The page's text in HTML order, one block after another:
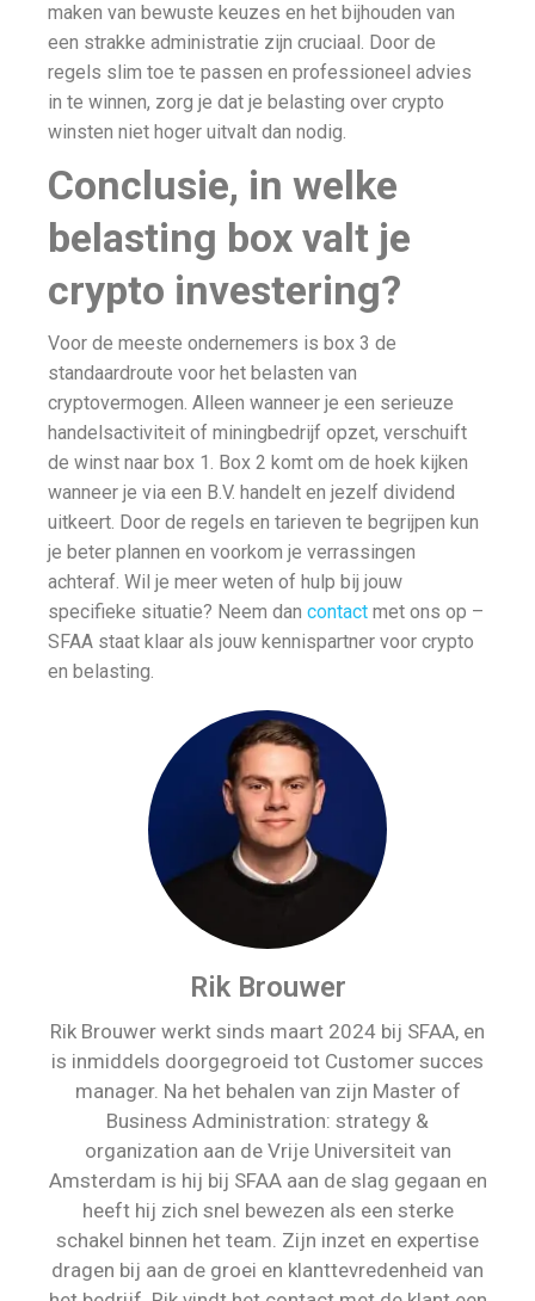
maken van bewuste keuzes en het bijhouden van
een strakke administratie zijn cruciaal. Door de
regels slim toe te passen en professioneel advies
in te winnen, zorg je dat je belasting over crypto
winsten niet hoger uitvalt dan nodig.
Conclusie, in welke
belasting box valt je
crypto investering?
Voor de meeste ondernemers is box 3 de
standaardroute voor het belasten van
cryptovermogen. Alleen wanneer je een serieuze
handelsactiviteit of miningbedrijf opzet, verschuift
de winst naar box 1. Box 2 komt om de hoek kijken
wanneer je via een B.V. handelt en jezelf dividend
uitkeert. Door de regels en tarieven te begrijpen kun
je beter plannen en voorkom je verrassingen
achteraf. Wil je meer weten of hulp bij jouw
specifieke situatie? Neem dan contact met ons op –
SFAA staat klaar als jouw kennispartner voor crypto
en belasting.
Rik Brouwer
Rik Brouwer werkt sinds maart 2024 bij SFAA, en
is inmiddels doorgegroeid tot Customer succes
manager. Na het behalen van zijn Master of
Business Administration: strategy &
organization aan de Vrije Universiteit van
Amsterdam is hij bij SFAA aan de slag gegaan en
heeft hij zich snel bewezen als een sterke
schakel binnen het team. Zijn inzet en expertise
dragen bij aan de groei en klanttevredenheid van